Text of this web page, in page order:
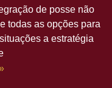
de posse não
todas as opções para
a estratégia